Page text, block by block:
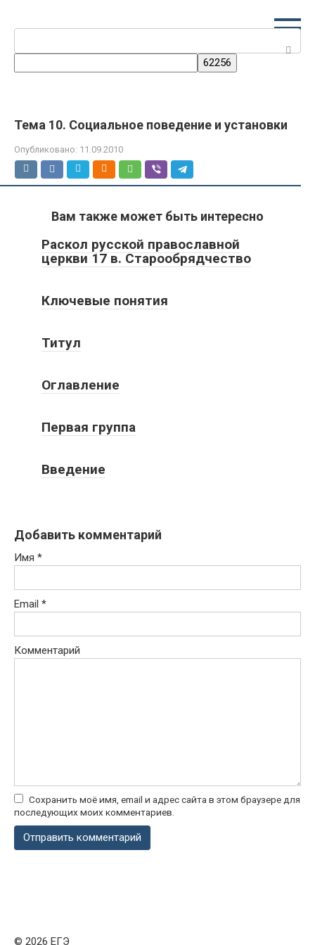
Тема 10. Социальное поведение и установки
Опубликовано: 11.09.2010
Вам также может быть интересно
Раскол русской православной
церкви 17 в. Старообрядчество
Ключевые понятия
Титул
Оглавление
Первая группа
Введение
Добавить комментарий
Имя *
Email *
Комментарий
Сохранить моё имя, email и адрес сайта в этом браузере для
последующих моих комментариев.
© 2026 ЕГЭ